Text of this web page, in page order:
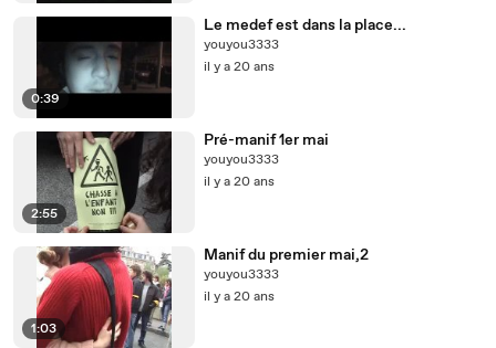
0:39
Le medef est dans la place...
youyou3333
il y a 20 ans
2:55
Pré-manif 1er mai
youyou3333
il y a 20 ans
1:03
Manif du premier mai,2
youyou3333
il y a 20 ans